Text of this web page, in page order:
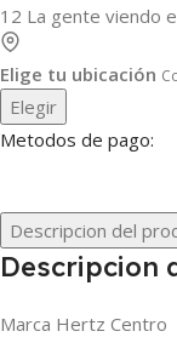
12 La gente viendo
Elige tu ubicación
Elegir
Metodos de pago:
Descripcion del
Descripcion
Marca Hertz Centro